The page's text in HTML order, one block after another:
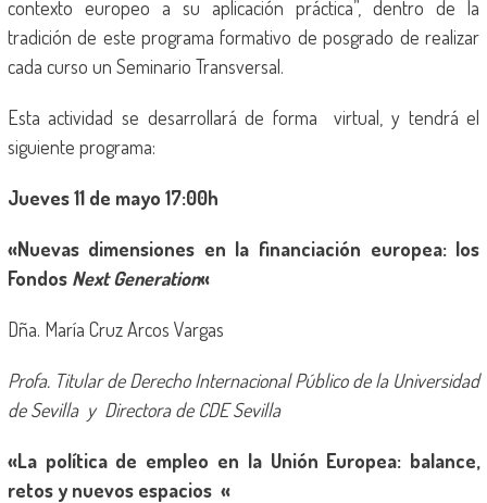
contexto europeo a su aplicación práctica”, dentro de la
tradición de este programa formativo de posgrado de realizar
cada curso un Seminario Transversal.
Esta actividad se desarrollará de forma virtual, y tendrá el
siguiente programa:
Jueves 11 de mayo 17:00h
«Nuevas dimensiones en la financiación europea: los
Fondos Next Generation«
Dña. María Cruz Arcos Vargas
Profa. Titular de Derecho Internacional Público de la Universidad
de Sevilla y Directora de CDE Sevilla
«La política de empleo en la Unión Europea: balance,
retos y nuevos espacios «